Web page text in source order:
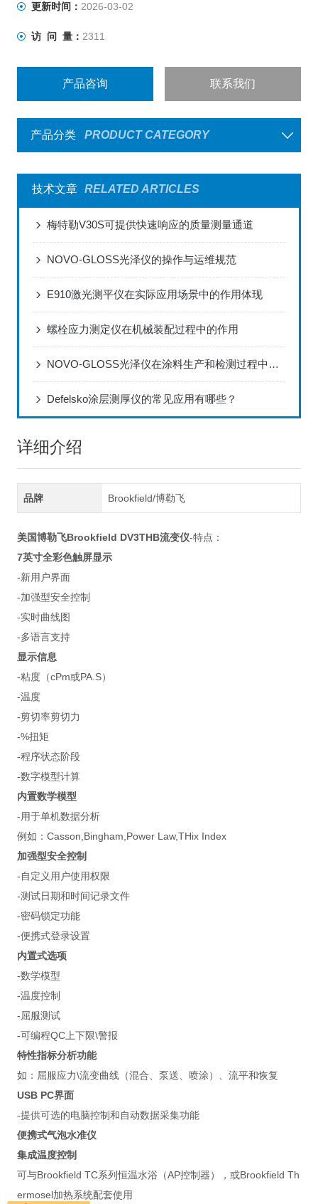
更新时间： 2026-03-02
访 问 量： 2311
产品咨询 联系我们
产品分类 PRODUCT CATEGORY
技术文章 RELATED ARTICLES
梅特勒V30S可提供快速响应的质量测量通道
NOVO-GLOSS光泽仪的操作与运维规范
E910激光测平仪在实际应用场景中的作用体现
螺栓应力测定仪在机械装配过程中的作用
NOVO-GLOSS光泽仪在涂料生产和检测过程中的应用
Defelsko涂层测厚仪的常见应用有哪些？
详细介绍
品牌 Brookfield/博勒飞
美国博勒飞Brookfield DV3THB流变仪-特点：
7英寸全彩色触屏显示
-新用户界面
-加强型安全控制
-实时曲线图
-多语言支持
显示信息
-粘度（cPm或PA.S）
-温度
-剪切率剪切力
-%扭矩
-程序状态阶段
-数字模型计算
内置数学模型
-用于单机数据分析
例如：Casson,Bingham,Power Law,THix Index
加强型安全控制
-自定义用户使用权限
-测试日期和时间记录文件
-密码锁定功能
-便携式登录设置
内置式选项
-数学模型
-温度控制
-屈服测试
-可编程QC上下限\警报
特性指标分析功能
如：屈服应力\流变曲线（混合、泵送、喷涂）、流平和恢复
USB PC界面
-提供可选的电脑控制和自动数据采集功能
便携式气泡水准仪
集成温度控制
可与Brookfield TC系列恒温水浴（AP控制器），或Brookfield Th
ermosel加热系统配套使用